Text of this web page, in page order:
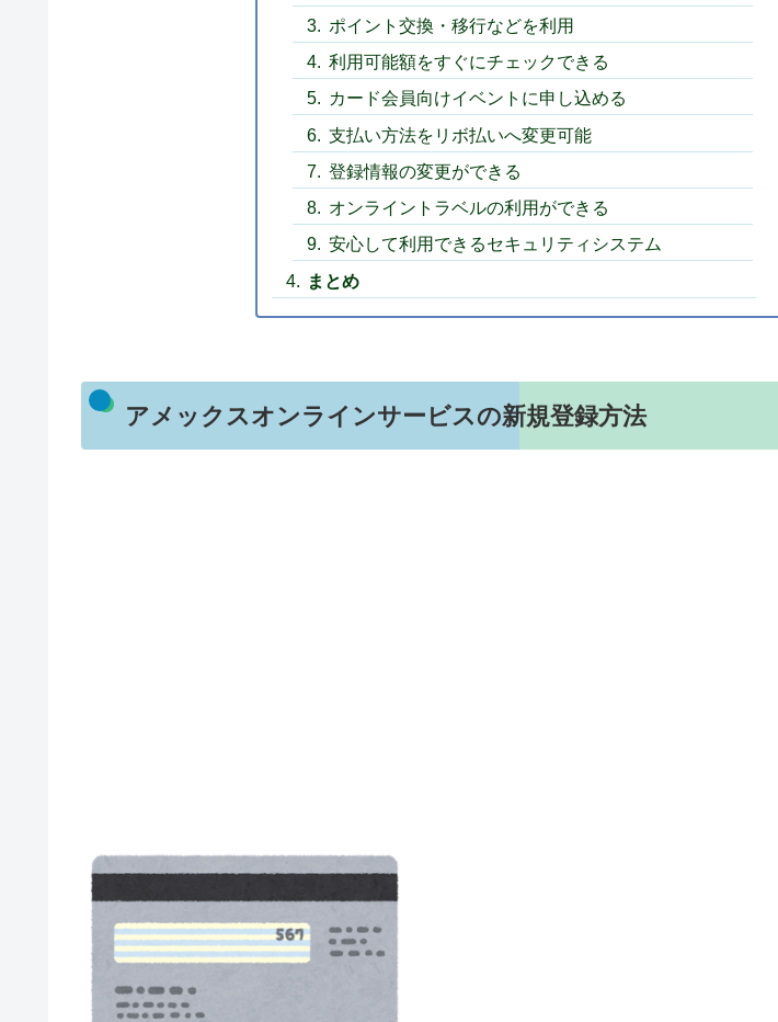
ポイント交換・移行などを利用
利用可能額をすぐにチェックできる
カード会員向けイベントに申し込める
支払い方法をリボ払いへ変更可能
登録情報の変更ができる
オンライントラベルの利用ができる
安心して利用できるセキュリティシステム
まとめ
アメックスオンラインサービスの新規登録方法